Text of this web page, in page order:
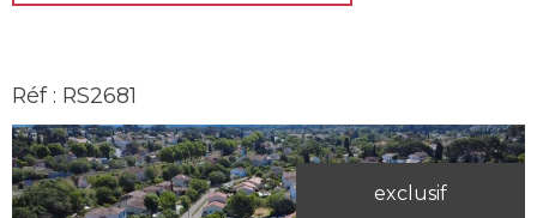
Réf : RS2681
exclusif